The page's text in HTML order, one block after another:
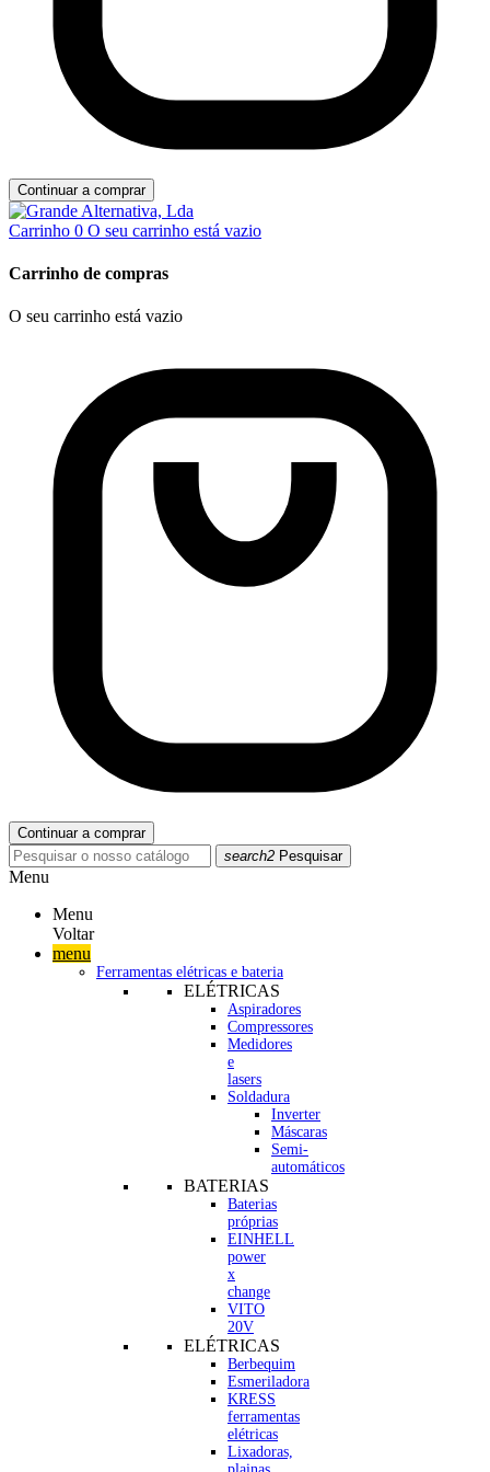
Continuar a comprar
Carrinho 0 O seu carrinho está vazio
Carrinho de compras
O seu carrinho está vazio
Continuar a comprar
search2 Pesquisar
Menu
Menu
Voltar
menu
Ferramentas elétricas e bateria
ELÉTRICAS
Aspiradores
Compressores
Medidores
e
lasers
Soldadura
Inverter
Máscaras
Semi-
automáticos
BATERIAS
Baterias
próprias
EINHELL
power
x
change
VITO
20V
ELÉTRICAS
Berbequim
Esmeriladora
KRESS
ferramentas
elétricas
Lixadoras,